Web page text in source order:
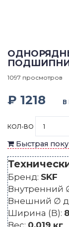
1097 просмотров
₽ 1218 В
КОЛ-ВО
Быстрая
Бренд: SKF
Внутренний
Внешний ∅
Ширина (B):